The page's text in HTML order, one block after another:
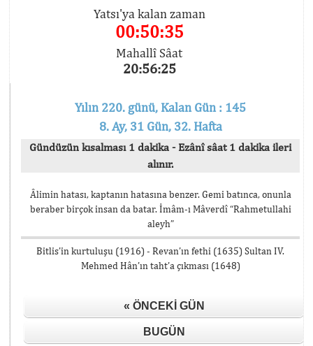
Yatsı'ya kalan zaman
00:50:34
Mahallî Sâat
20:56:26
Yılın 220. günü, Kalan Gün : 145
8. Ay, 31 Gün, 32. Hafta
Gündüzün kısalması 1 dakika - Ezânî sâat 1 dakika ileri
alınır.
Âlimin hatası, kaptanın hatasına benzer. Gemi batınca, onunla
beraber birçok insan da batar. İmâm-ı Mâverdî “Rahmetullahi
aleyh”
Bitlis’in kurtuluşu (1916) - Revan’ın fethi (1635) Sultan IV.
Mehmed Hân’ın taht’a çıkması (1648)
« ÖNCEKI GÜN
BUGÜN